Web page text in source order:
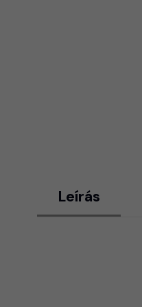
Leírás